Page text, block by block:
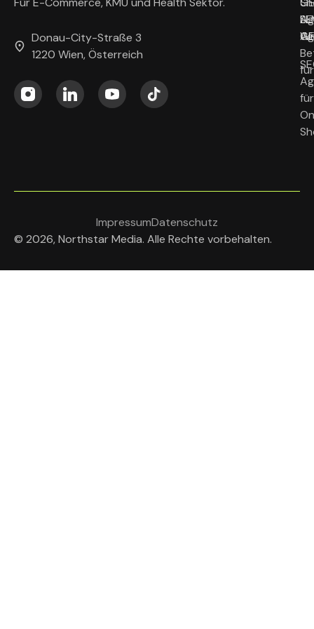
Donau-City-Straße 3
1220 Wien, Österreich
für
ImpressumDatenschutz
© 2026, Northstar Media. Alle Rechte vorbehalten.